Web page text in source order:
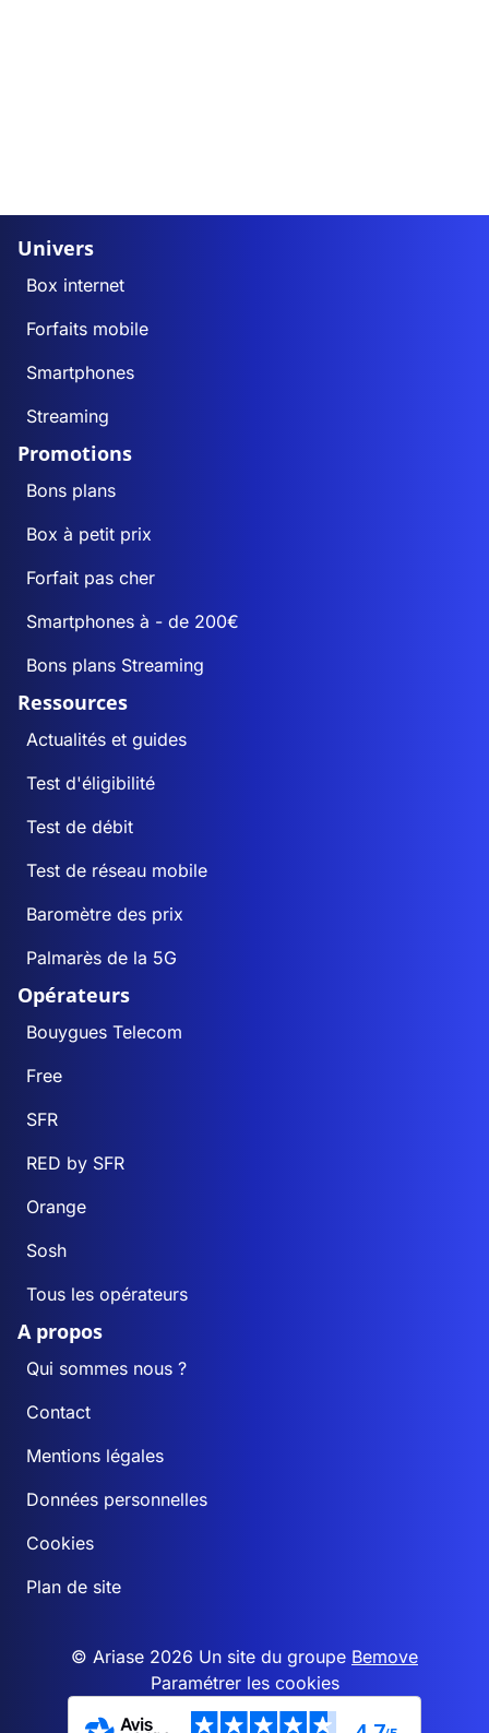
Univers
Box internet
Forfaits mobile
Smartphones
Streaming
Promotions
Bons plans
Box à petit prix
Forfait pas cher
Smartphones à - de 200€
Bons plans Streaming
Ressources
Actualités et guides
Test d'éligibilité
Test de débit
Test de réseau mobile
Baromètre des prix
Palmarès de la 5G
Opérateurs
Bouygues Telecom
Free
SFR
RED by SFR
Orange
Sosh
Tous les opérateurs
A propos
Qui sommes nous ?
Contact
Mentions légales
Données personnelles
Cookies
Plan de site
© Ariase 2026 Un site du groupe Bemove
Paramétrer les cookies